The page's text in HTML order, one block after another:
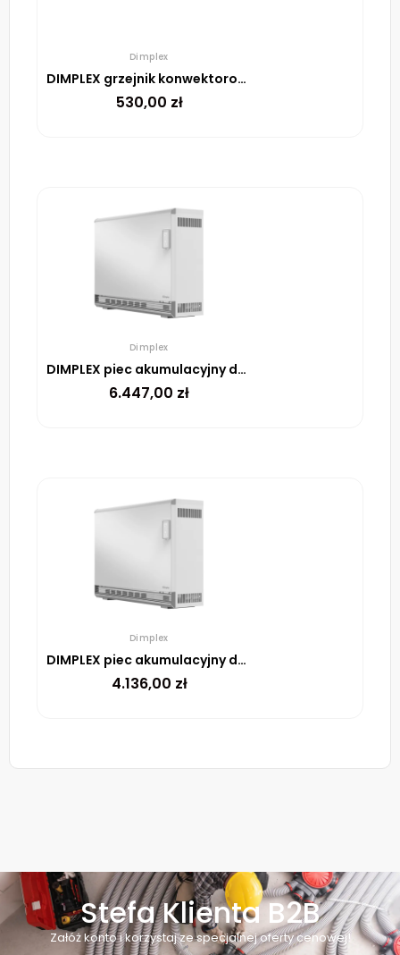
Dimplex
DIMPLEX grzejnik konwektorowy DTD2T 05 500W
530,00 zł
Dimplex
DIMPLEX piec akumulacyjny dynamiczny VFE 60 K 6000W
6.447,00 zł
Dimplex
DIMPLEX piec akumulacyjny dynamiczny VFE 20 K 2000W
4.136,00 zł
Stefa Klienta B2B
Załóż konto i korzystaj ze specjalnej oferty cenowej!